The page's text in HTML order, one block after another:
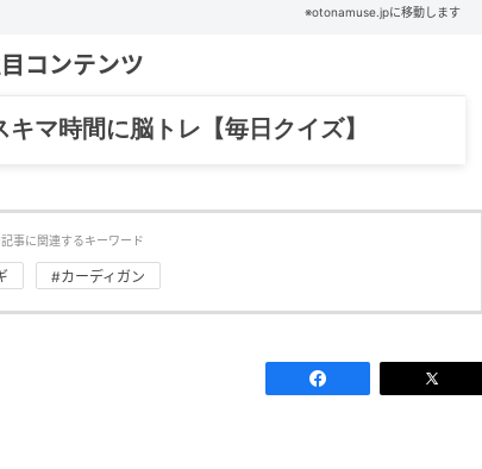
※otonamuse.jpに移動します
コンテンツ
記……全部、読めます。
事に関連するキーワード
#カーディガン